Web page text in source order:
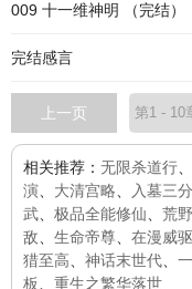
009 十一维神明 （完结）
完结感言
上一页
相关推荐： 无限杀道行
演
大清宫略 入墓三分
武
极品全能修仙 荒
敌
生命帝尊 在漫威
猎至高
神话末世代
板
重生之繁华落世